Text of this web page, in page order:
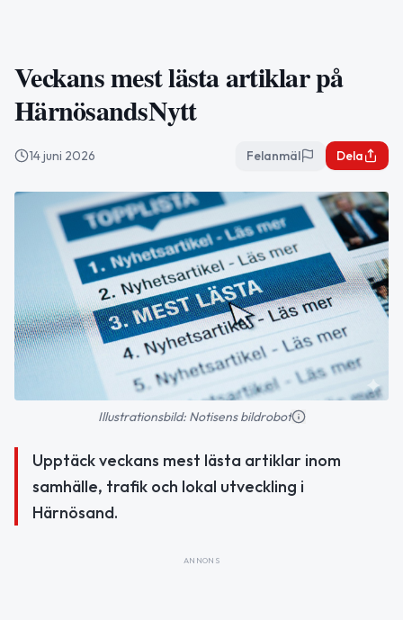
Veckans mest lästa artiklar på
HärnösandsNytt
14 juni 2026 Felanmäl Dela
Illustrationsbild: Notisens bildrobot
Upptäck veckans mest lästa artiklar inom
samhälle, trafik och lokal utveckling i
Härnösand.
ANNONS